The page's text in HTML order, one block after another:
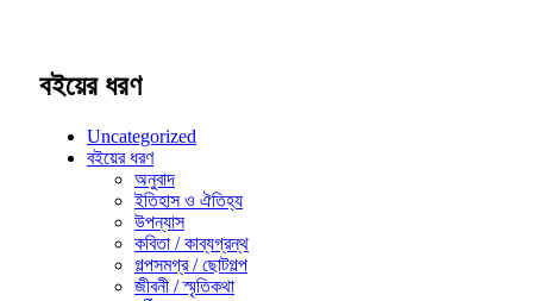
বইয়ের ধরণ
Uncategorized
বইয়ের ধরণ
অনুবাদ
ইতিহাস ও ঐতিহ্য
উপন্যাস
কবিতা / কাব্যগ্রন্থ
গল্পসমগ্র / ছোটগল্প
জীবনী / স্মৃতিকথা